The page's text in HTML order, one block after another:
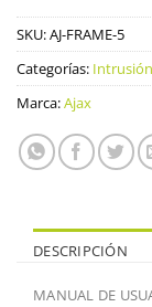
SKU:AJ-FRAME-5
Categorías: Intrusión
Marca:Ajax
DESCRIPCIÓN
MANUAL DE